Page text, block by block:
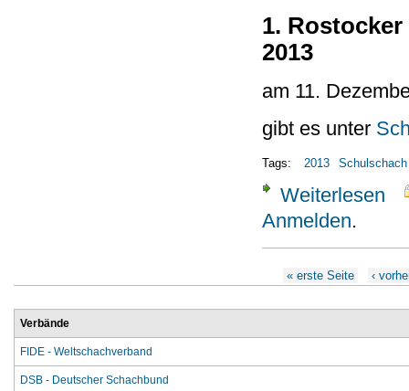
1.
2013
am 11.
gibt es unter
Tags: 2013 Schulschach
Weiterlesen
Anmelden.
Seiten
« erste Seite ‹
Verbände
FIDE - Weltschachverband
DSB - Deutscher Schachbund